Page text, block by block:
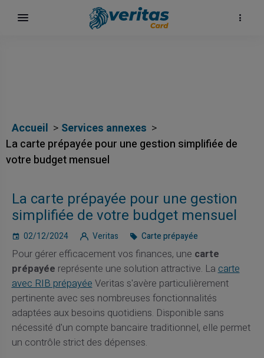
Accueil
Services annexes
La carte prépayée pour une gestion simplifiée de
votre budget mensuel
La carte prépayée pour une gestion
simplifiée de votre budget mensuel
02/12/2024 Veritas Carte prépayée
Pour gérer efficacement vos finances, une carte
prépayée représente une solution attractive. Lacarte
avec RIB prépayéeVeritas s'avère particulièrement
pertinente avec ses nombreuses fonctionnalités
adaptées aux besoins quotidiens. Disponible sans
nécessité d'un compte bancaire traditionnel, elle permet
un contrôle strict des dépenses.